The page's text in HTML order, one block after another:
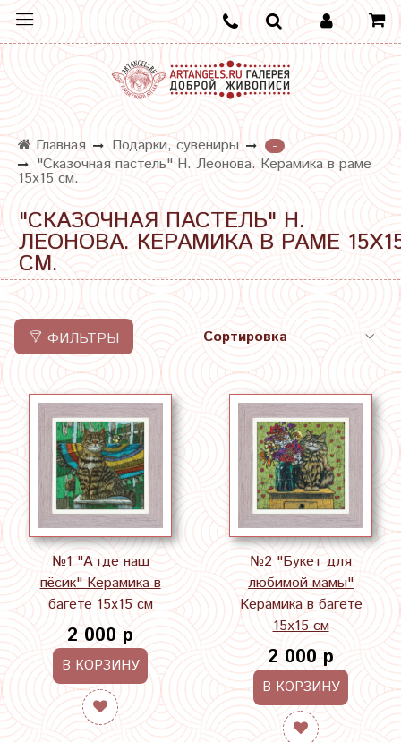
Главная Подарки, сувениры
-
"Сказочная пастель" Н. Леонова. Керамика в раме
15х15 см.
"СКАЗОЧНАЯ ПАСТЕЛЬ" Н.
ЛЕОНОВА. КЕРАМИКА В РАМЕ
СМ.
ФИЛЬТРЫ
№1 "А где наш
пёсик" Керамика в
багете 15х15 см
2 000 р
В КОРЗИНУ
№2 "Букет для
любимой мамы"
Керамика в багете
15х15 см
2 000 р
В КОРЗИНУ